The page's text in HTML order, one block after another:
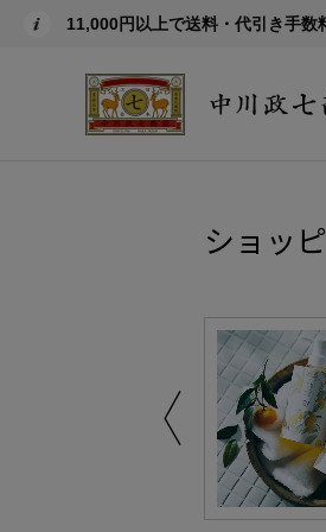
11,000円以上で送料・代引き手数
ショッ